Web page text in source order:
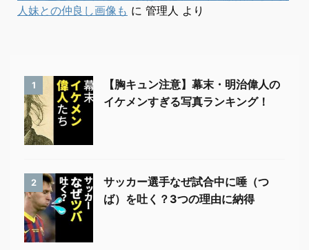
人妹との仲良し画像も に 管理人 より
1
【胸キュン注意】幕末・明治偉人の
イケメンすぎる写真ランキング！
2
サッカー選手なぜ試合中に唾（つ
ば）を吐く？3つの理由に納得